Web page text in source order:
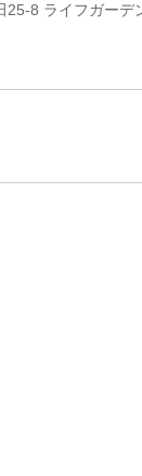
25-8 ライフガーデ